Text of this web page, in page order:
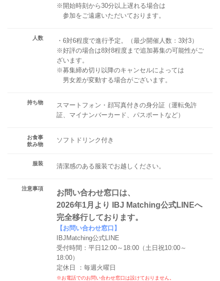
※開始時刻から30分以上遅れる場合は
参加をご遠慮いただいております。
人数
・6対6程度で進行予定。（最少開催人数：3対3）
※好評の場合は8対8程度まで追加募集の可能性がご
ざいます。
※募集締め切り以降のキャンセルによっては
男女差が変動する場合がございます。
持ち物
スマートフォン・顔写真付きの身分証（運転免許
証、マイナンバーカード、パスポートなど）
お食事
飲み物
ソフトドリンク付き
服装 清潔感のある服装でお越しください。
注意事項
お問い合わせ窓口は、
2026年1月より IBJ Matching公式LINEへ
完全移行しております。
【お問い合わせ窓口】
IBJMatching公式LINE
受付時間：平日12:00～18:00（土日祝10:00～
18:00）
定休日 ：毎週火曜日
※お電話でのお問い合わせ窓口は設けておりません。